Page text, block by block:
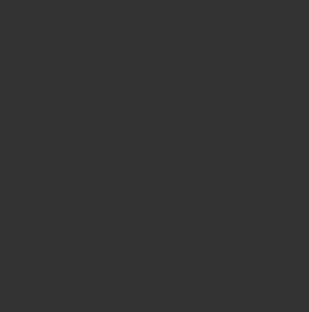
Facebook-hozzászólások
határán. Áttérés az
– Fogarasi Katalin1–
információkezelés,